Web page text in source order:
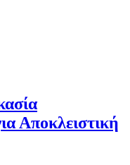
Αποκλειστική